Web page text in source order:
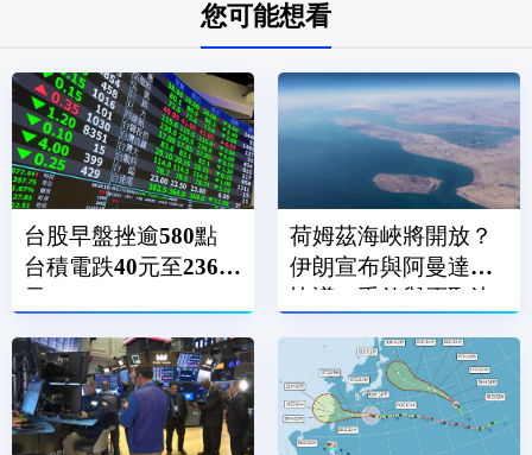
您可能想看
台股早盤挫逾580點
台積電跌40元至2365
元
荷姆茲海峽將開放？
伊朗宣布與阿曼達成
協議：重啟與否取決